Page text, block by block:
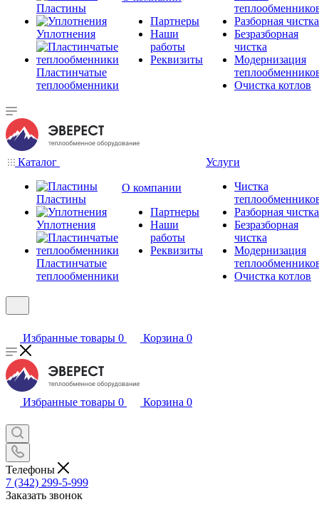
Пластины
Уплотнения
Пластинчатые
теплообменники
Партнеры
Наши
работы
Реквизиты
Разборная чистка
Безразборная
чистка
Модернизация
Очистка котлов
Каталог
Пластины
Уплотнения
Пластинчатые
теплообменники
О компании
Партнеры
Наши
работы
Реквизиты
Услуги
Чистка
Разборная чистка
Безразборная
чистка
Модернизация
Очистка котлов
Избранные товары 0 Корзина 0
Избранные товары 0 Корзина 0
Телефоны
7 (342) 299-5-999
Заказать звонок